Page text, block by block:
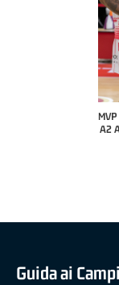
A2
Guida ai